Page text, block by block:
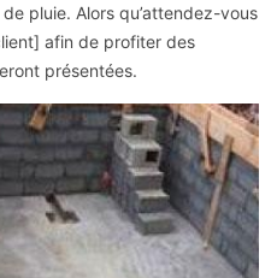
pluie. Alors qu’attendez-vous
afin de profiter des
présentées.